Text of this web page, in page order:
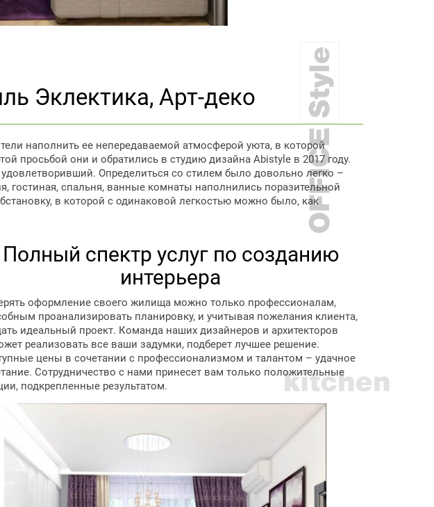
Эклектика, Арт-деко
наполнить ее непередаваемой атмосферой уюта, в которой
просьбой они и обратились в студию дизайна Abistyle в 2017 году.
Определиться со стилем было довольно легко –
гостиная, спальня, ванные комнаты наполнились поразительной
в которой с одинаковой легкостью можно было, как
Полный спектр услуг по созданию
интерьера
оформление своего жилища можно только профессионалам,
проанализировать планировку, и учитывая пожелания клиента,
идеальный проект. Команда наших дизайнеров и архитекторов
реализовать все ваши задумки, подберет лучшее решение.
цены в сочетании с профессионализмом и талантом – удачное
Сотрудничество с нами принесет вам только положительные
подкрепленные результатом.